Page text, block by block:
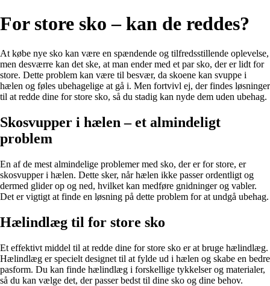
For store sko – kan de reddes?
At købe nye sko kan være en spændende og tilfredsstillende oplevelse,
men desværre kan det ske, at man ender med et par sko, der er lidt for
store. Dette problem kan være til besvær, da skoene kan svuppe i
hælen og føles ubehagelige at gå i. Men fortvivl ej, der findes løsninger
til at redde dine for store sko, så du stadig kan nyde dem uden ubehag.
Skosvupper i hælen – et almindeligt
problem
En af de mest almindelige problemer med sko, der er for store, er
skosvupper i hælen. Dette sker, når hælen ikke passer ordentligt og
dermed glider op og ned, hvilket kan medføre gnidninger og vabler.
Det er vigtigt at finde en løsning på dette problem for at undgå ubehag.
Hælindlæg til for store sko
Et effektivt middel til at redde dine for store sko er at bruge hælindlæg.
Hælindlæg er specielt designet til at fylde ud i hælen og skabe en bedre
pasform. Du kan finde hælindlæg i forskellige tykkelser og materialer,
så du kan vælge det, der passer bedst til dine sko og dine behov.